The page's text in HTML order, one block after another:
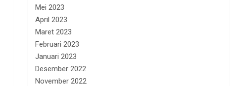
Mei 2023
April 2023
Maret 2023
Februari 2023
Januari 2023
Desember 2022
November 2022